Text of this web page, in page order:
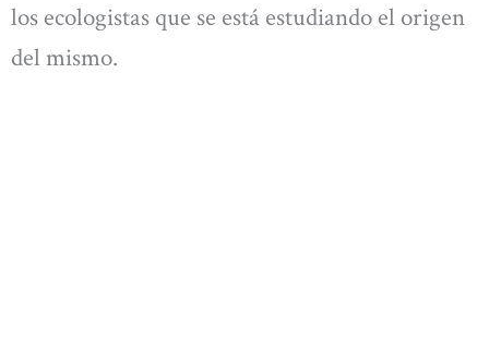
los ecologistas que se está estudiando el origen
del mismo.